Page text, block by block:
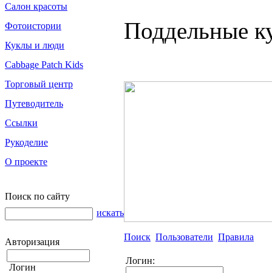
Салон красоты
Фотоистории
Куклы и люди
Cabbage Patch Kids
Торговый центр
Путеводитель
Ссылки
Рукоделие
О проекте
Поиск по сайту
искать
Авторизация
Логин
Поддельные
Поиск Пользователи Правила
Логин: